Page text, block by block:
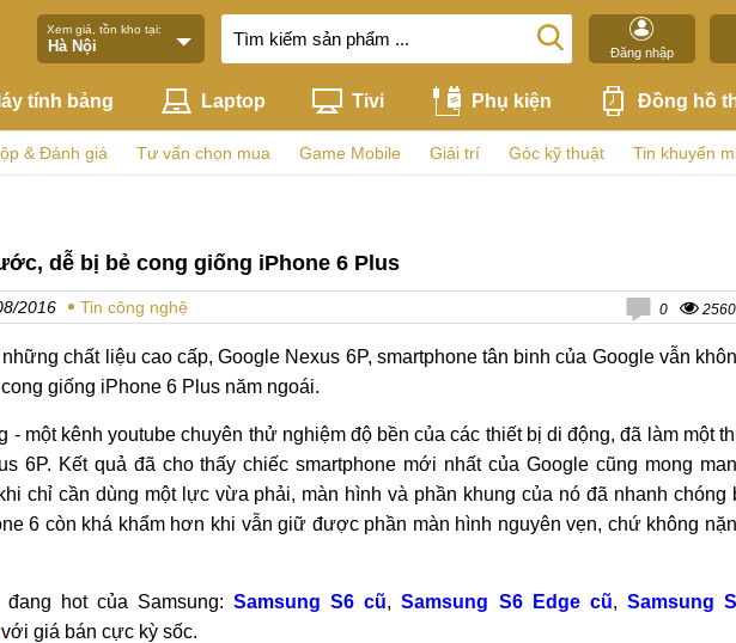
Xem giá, tồn kho tại:
Đăng nhập
tính bảng Laptop Tivi Phụ kiện Đồng hồ
& Đánh giá Tư vấn chọn mua Game Mobile Giải trí Góc kỹ thuật Tin khuyến
dễ bị bẻ cong giống iPhone 6 Plus
2016 Tin công nghệ 0 2560
chất liệu cao cấp, Google Nexus 6P, smartphone tân binh của Google vẫn
giống iPhone 6 Plus năm ngoái.
- một kênh youtube chuyên thử nghiệm độ bền của các thiết bị di động, đã làm một
6P. Kết quả đã cho thấy chiếc smartphone mới nhất của Google cũng mong
chỉ cần dùng một lực vừa phải, màn hình và phần khung của nó đã nhanh chóng
6 còn khá khẩm hơn khi vẫn giữ được phần màn hình nguyên vẹn, chứ không
đang hot của Samsung:Samsung S6 cũ,Samsung S6 Edge cũ, Samsung
với giá bán cực kỳ sốc.